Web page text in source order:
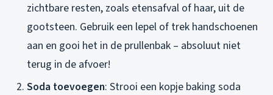
zichtbare resten, zoals etensafval of haar, uit de
gootsteen. Gebruik een lepel of trek handschoenen
aan en gooi het in de prullenbak – absoluut niet
terug in de afvoer!
Soda toevoegen: Strooi een kopje baking soda